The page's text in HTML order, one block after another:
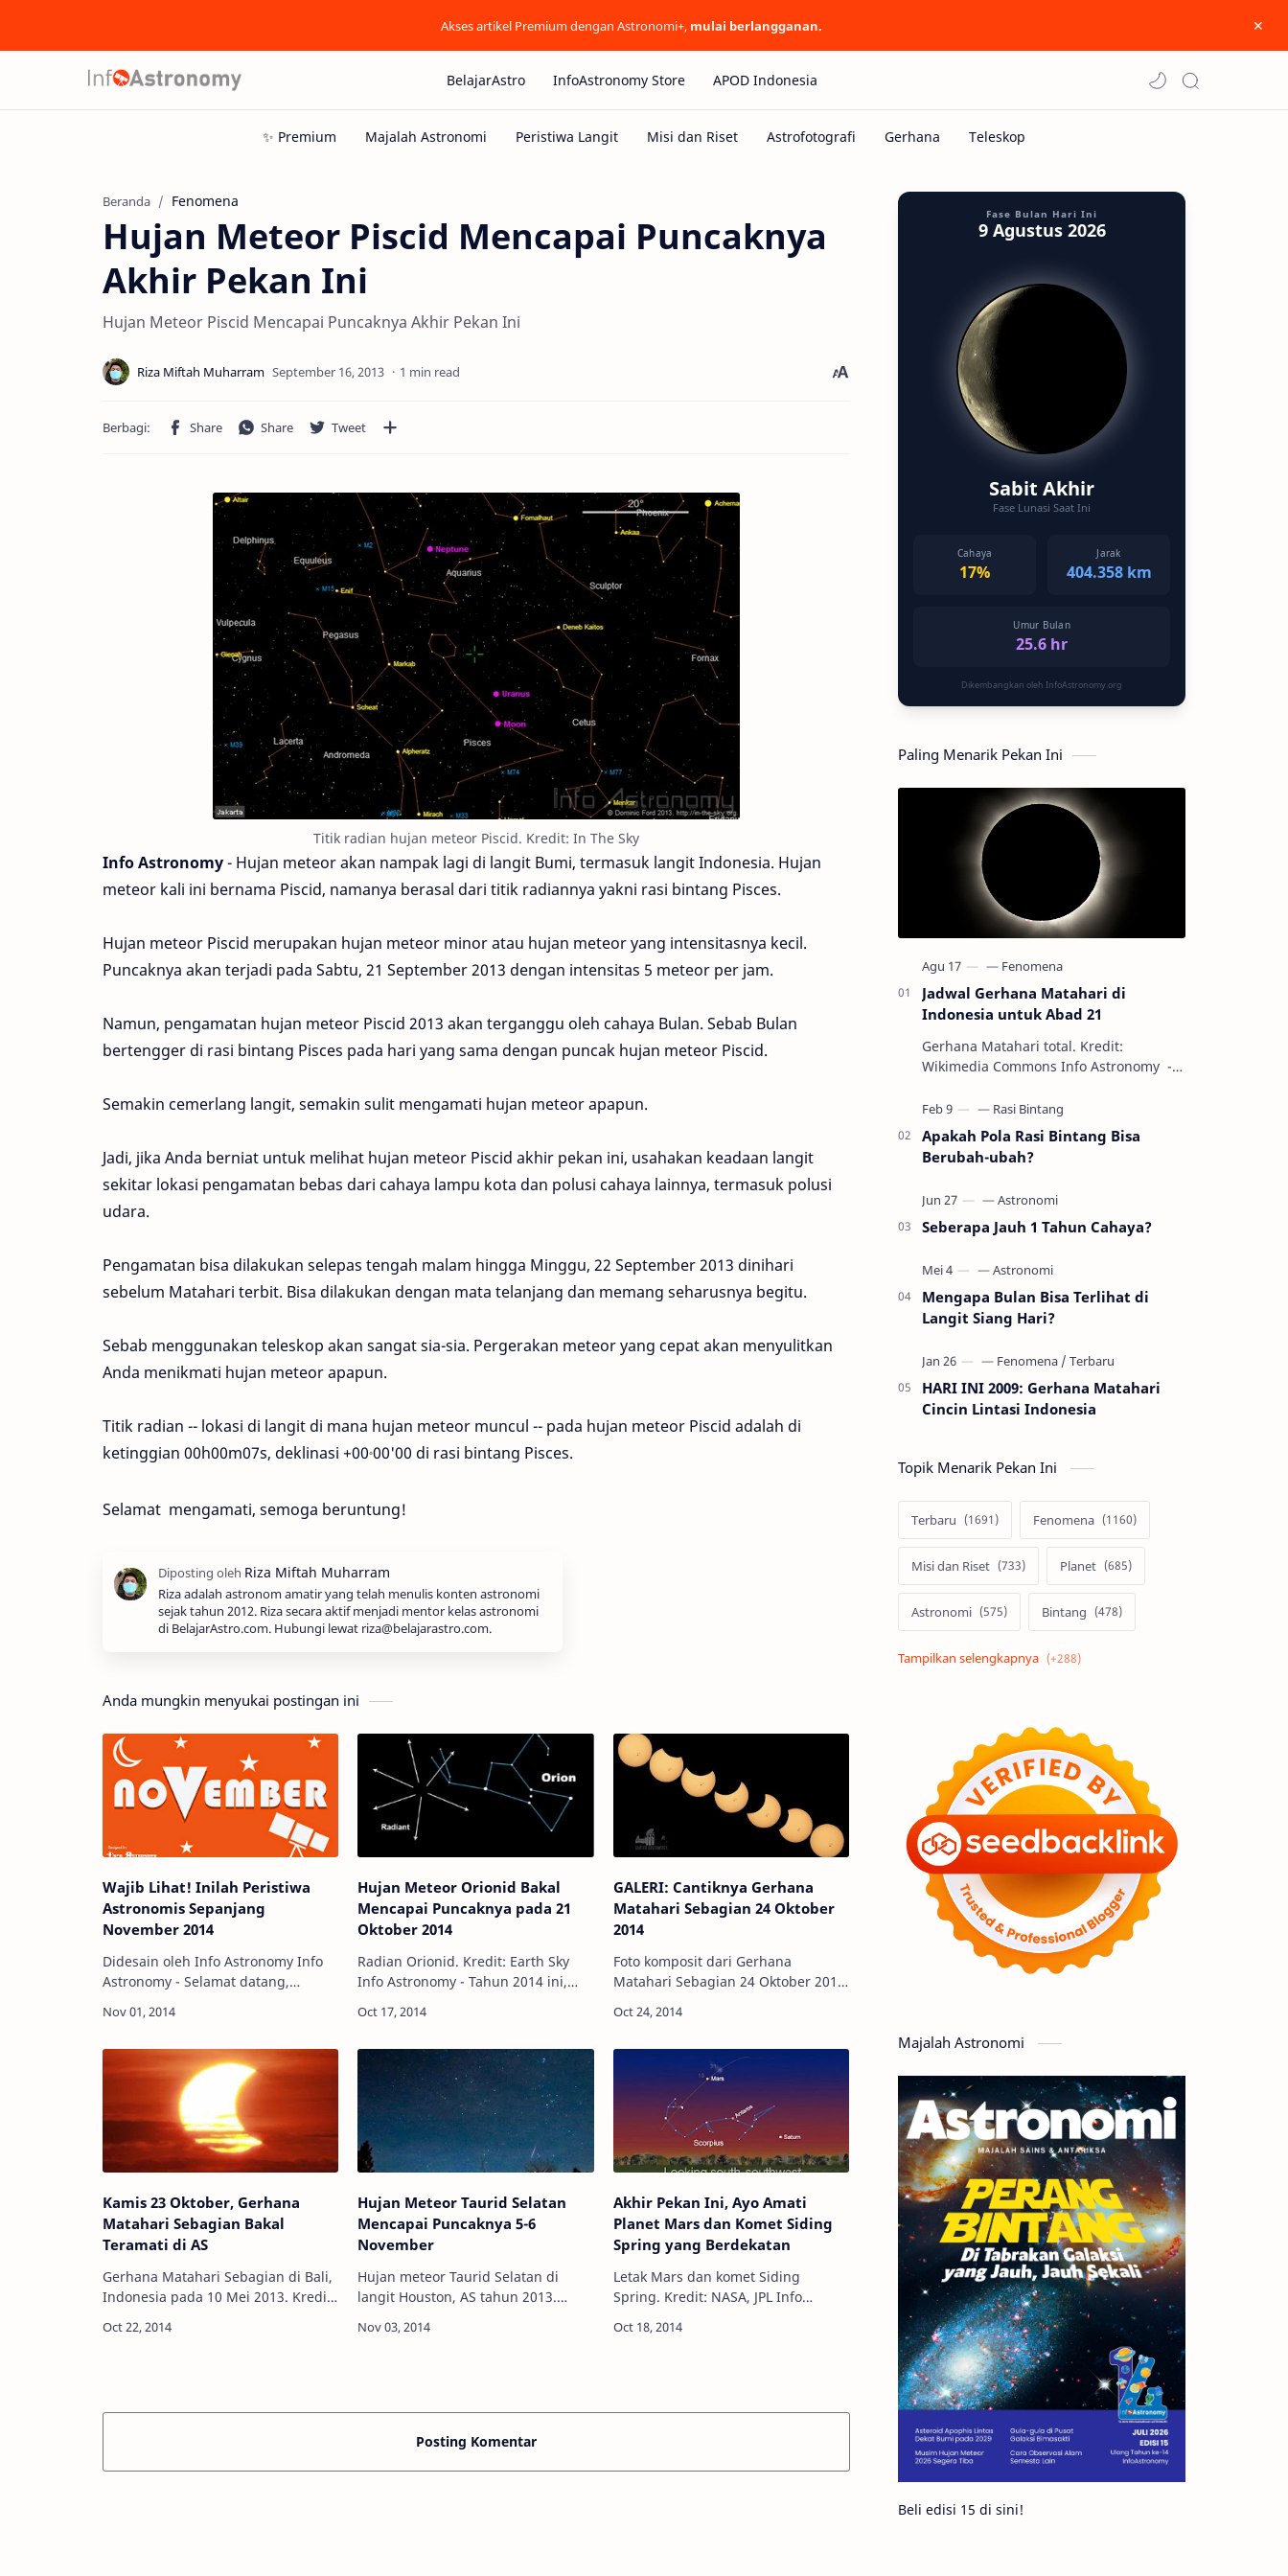
Akses artikel Premium dengan Astronomi+, mulai berlangganan.
BelajarAstro InfoAstronomy Store APOD Indonesia
Beranda Fenomena
Hujan Meteor Piscid Mencapai Puncaknya
Akhir Pekan Ini
Hujan Meteor Piscid Mencapai Puncaknya Akhir Pekan Ini
1 min read
Titik radian hujan meteor Piscid. Kredit: In The Sky
Info Astronomy- Hujan meteor akan nampak lagi di langit Bumi, termasuk langit Indonesia. Hujan
meteor kali ini bernama Piscid, namanya berasal dari titik radiannya yakni rasi bintang Pisces.
Hujan meteor Piscid merupakan hujan meteor minor atau hujan meteor yang intensitasnya kecil.
Puncaknya akan terjadi pada Sabtu, 21 September 2013 dengan intensitas 5 meteor per jam.
Namun, pengamatan hujan meteor Piscid 2013 akan terganggu oleh cahaya Bulan. Sebab Bulan
bertengger di rasi bintang Pisces pada hari yang sama dengan puncak hujan meteor Piscid.
Semakin cemerlang langit, semakin sulit mengamati hujan meteor apapun.
Jadi, jika Anda berniat untuk melihat hujan meteor Piscid akhir pekan ini, usahakan keadaan langit
sekitar lokasi pengamatan bebas dari cahaya lampu kota dan polusi cahaya lainnya, termasuk polusi
udara.
Pengamatan bisa dilakukan selepas tengah malam hingga Minggu, 22 September 2013 dinihari
sebelum Matahari terbit. Bisa dilakukan dengan mata telanjang dan memang seharusnya begitu.
Sebab menggunakan teleskop akan sangat sia-sia. Pergerakan meteor yang cepat akan menyulitkan
Anda menikmati hujan meteor apapun.
Titik radian -- lokasi di langit di mana hujan meteor muncul -- pada hujan meteor Piscid adalah di
ketinggian 00h00m07s, deklinasi +00°00'00 di rasi bintang Pisces.
Selamat mengamati, semoga beruntung!
Riza adalah astronom amatir yang telah menulis konten astronomi
sejak tahun 2012. Riza secara aktif menjadi mentor kelas astronomi
di BelajarAstro.com. Hubungi lewat riza@belajarastro.com.
Anda mungkin menyukai postingan ini
Wajib Lihat! Inilah Peristiwa
Astronomis Sepanjang
November 2014
Didesain oleh Info Astronomy Info
Astronomy - Selamat datang,
menuju akhir dari tahun 2014.
Info Astro…
Hujan Meteor Orionid Bakal
Mencapai Puncaknya pada 21
Oktober 2014
Radian Orionid. Kredit: Earth Sky
Info Astronomy - Tahun 2014 ini,
pada dinihari tanggal 21 Oktober.
GALERI: Cantiknya Gerhana
Matahari Sebagian 24 Oktober
2014
Foto komposit dari Gerhana
Matahari Sebagian 24 Oktober 2014.
Astronomy - "Matahari terlihat
seorang Amerika d…
Kamis 23 Oktober, Gerhana
Matahari Sebagian Bakal
Teramati di AS
Gerhana Matahari Sebagian di Bali,
Indonesia pada 10 Mei 2013. Kredit:
Sebuah peristiwa langka, Gerhana
Hujan Meteor Taurid Selatan
Mencapai Puncaknya 5-6
November
Hujan meteor Taurid Selatan di
langit Houston, AS tahun 2013.
- Tahun 2014 ini, puncak hujan
Akhir Pekan Ini, Ayo Amati
Planet Mars dan Komet Siding
Spring yang Berdekatan
Letak Mars dan komet Siding
Spring. Kredit: NASA, JPL Info
berada pada jarak super dekat
Posting Komentar
Fase Bulan Hari Ini
9 Agustus 2026
Sabit Akhir
Fase Lunasi Saat Ini
Cahaya
17%
Jarak
404.358 km
Umur Bulan
25.6 hr
Dikembangkan oleh InfoAstronomy.org
Paling Menarik Pekan Ini
Jadwal Gerhana Matahari di
Indonesia untuk Abad 21
Gerhana Matahari total. Kredit:
Wikimedia Commons Info Astronomy -
gerhana Matahari akan terjadi sebanyak
22…
Apakah Pola Rasi Bintang Bisa
Berubah-ubah?
Seberapa Jauh 1 Tahun Cahaya?
Mengapa Bulan Bisa Terlihat di
Langit Siang Hari?
HARI INI 2009: Gerhana Matahari
Cincin Lintasi Indonesia
Topik Menarik Pekan Ini
Terbaru Fenomena
Misi dan Riset Planet
Astronomi Bintang
Alam semesta Galaksi
Tata Surya
Hype Astronot
Asteroid Observasi
Premium Komet
Penelitian
Satelit
Aurora Supernova
Nebula Sponsored
Matahari Featured
Mars Planet Katai
GMT 2016 History
Hoax Bima Sakti
Meteor Gerhana
Komet ISON Jupiter
Planet Kerdil Bumi
Pengetahuan Berita
Majalah Astronomi
Beli edisi 15 di sini!